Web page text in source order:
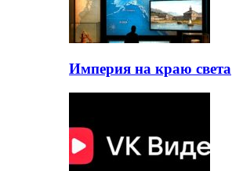
Империя на краю света